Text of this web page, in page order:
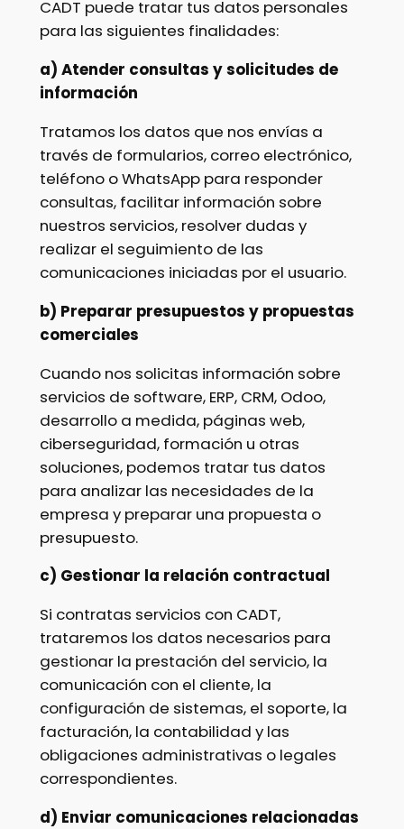
CADT puede tratar tus datos personales
para las siguientes finalidades:
a) Atender consultas y solicitudes de
información
Tratamos los datos que nos envías a
través de formularios, correo electrónico,
teléfono o WhatsApp para responder
consultas, facilitar información sobre
nuestros servicios, resolver dudas y
realizar el seguimiento de las
comunicaciones iniciadas por el usuario.
b) Preparar presupuestos y propuestas
comerciales
Cuando nos solicitas información sobre
servicios de software, ERP, CRM, Odoo,
desarrollo a medida, páginas web,
ciberseguridad, formación u otras
soluciones, podemos tratar tus datos
para analizar las necesidades de la
empresa y preparar una propuesta o
presupuesto.
c) Gestionar la relación contractual
Si contratas servicios con CADT,
trataremos los datos necesarios para
gestionar la prestación del servicio, la
comunicación con el cliente, la
configuración de sistemas, el soporte, la
facturación, la contabilidad y las
obligaciones administrativas o legales
correspondientes.
d) Enviar comunicaciones relacionadas